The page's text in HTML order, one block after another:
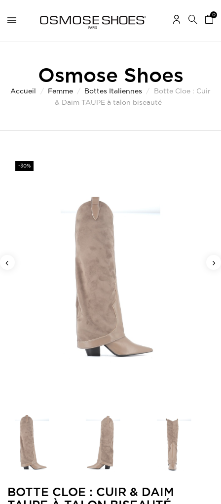
0
Osmose Shoes
Accueil Femme Bottes Italiennes
Botte Cloe : Cuir
& Daim TAUPE à talon biseauté
-30%
BOTTE CLOE : CUIR & DAIM